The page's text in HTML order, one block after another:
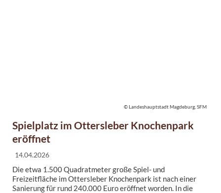
Spielplatz im Ottersleber Knochenpark
eröffnet
14.04.2026
Die etwa 1.500 Quadratmeter große Spiel- und
Freizeitfläche im Ottersleber Knochenpark ist nach einer
Sanierung für rund 240.000 Euro eröffnet worden. In die
© Landeshauptstadt Magdeburg, SFM